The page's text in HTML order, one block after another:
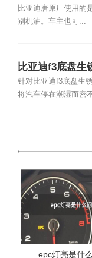
么换
比亚迪唐原厂使用的
别机油。车主也可...
比亚迪f3底盘生
盘生锈怎么处理
针对比亚迪f3底盘生
将汽车停在潮湿而密
epc灯亮是什